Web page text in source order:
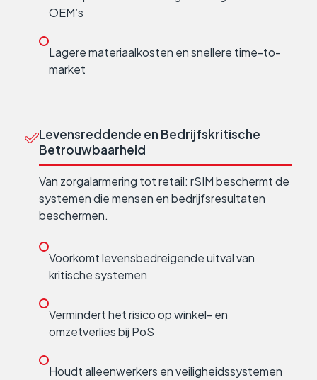
OEM’s
Lagere materiaalkosten en snellere time-to-
market
Levensreddende en Bedrijfskritische
Betrouwbaarheid
Van zorgalarmering tot retail: rSIM beschermt de
systemen die mensen en bedrijfsresultaten
beschermen.
Voorkomt levensbedreigende uitval van
kritische systemen
Vermindert het risico op winkel- en
omzetverlies bij PoS
Houdt alleenwerkers en veiligheidssystemen